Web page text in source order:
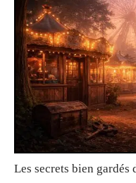
Les secrets bien gardés